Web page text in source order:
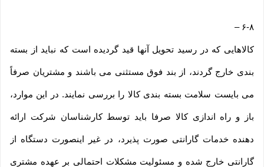
۶-۸ –
کالاهایی که در رسید تحویل آنها قید گردیده است که نباید از بسته
بندی خارج گردند، از بند فوق مستثنی می باشند و مشتریان صرفاً
می بایست سلامت بسته بندی کالا را بررسی نمایند. در این موارد،
باز و راه اندازی کالا صرفا باید توسط کارشناسان شرکت ارائه
دهنده خدمات گارانتی صورت پذیرد، در غیر اینصورت دستگاه از
گارانتی خارج شده و مسئولیت مشکلات احتمالی بر عهده مشتری